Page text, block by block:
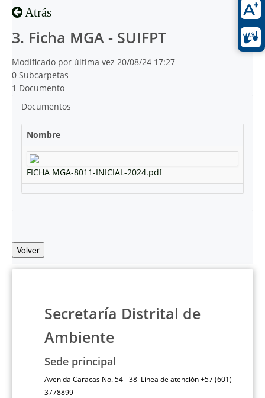
Atrás
3. Ficha MGA - SUIFPT
Modificado por última vez 20/08/24 17:27
0 Subcarpetas
1 Documento
Documentos
Nombre
FICHA MGA-8011-INICIAL-2024.pdf
Volver
Secretaría Distrital de
Ambiente
Sede principal
Avenida Caracas No. 54 - 38 Línea de atención +57 (601)
3778899